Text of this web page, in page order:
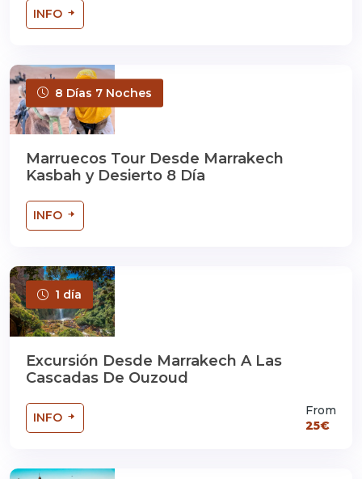
INFO
8 Días 7 Noches
Marruecos Tour Desde Marrakech
Kasbah y Desierto 8 Día
INFO
1 día
Excursión Desde Marrakech A Las
Cascadas De Ouzoud
INFO
From
25€